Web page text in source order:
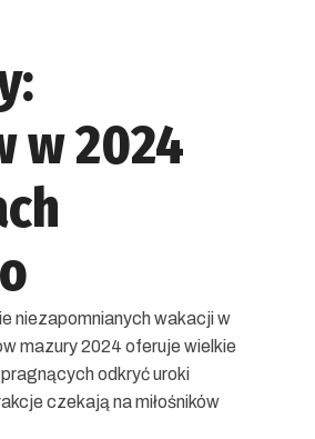
w 2024
niezapomnianych wakacji w
mazury 2024 oferuje wielkie
odkryć uroki
czekają na miłośników